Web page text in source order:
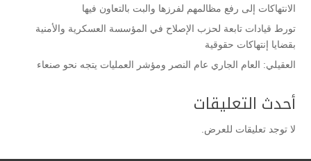
الانتهاكات إلى رفع مظالمهم لفرزها والبت بالتعاون فيها
تورط قيادات تابعة لحزب الإصلاح في المؤسسة العسكرية والأمنية
بقضايا إنتهاكات حقوقية
العقيلي: العام الجاري عام النصر ومؤشر العمليات يتجه نحو صنعاء
أحدث التعليقات
لا توجد تعليقات للعرض.